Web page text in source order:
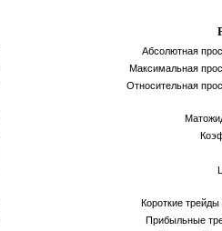
Абсолютная
Максимальная
Относительная
Короткие
Прибыльные